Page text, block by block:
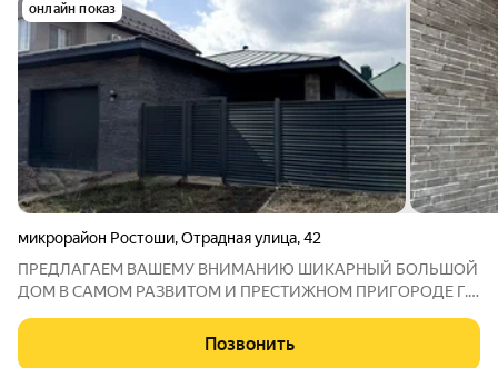
онлайн показ
микрорайон Ростоши,Отрадная улица,42
ПРЕДЛАГАЕМ ВАШЕМУ ВНИМАНИЮ ШИКАРНЫЙ БОЛЬШОЙ
ДОМ В САМОМ РАЗВИТОМ И ПРЕСТИЖНОМ ПРИГОРОДЕ Г.
ПОДХОДИТ ПОД СЕМЕЙНУЮ ИПОТЕКУ - 6%! Данный объект
располагается в потрясающей локации! Самый центр
Позвонить